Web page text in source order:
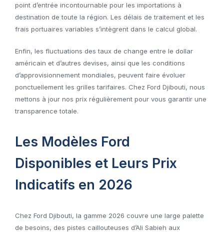
point d’entrée incontournable pour les importations à
destination de toute la région. Les délais de traitement et les
frais portuaires variables s’intègrent dans le calcul global.
Enfin, les fluctuations des taux de change entre le dollar
américain et d’autres devises, ainsi que les conditions
d’approvisionnement mondiales, peuvent faire évoluer
ponctuellement les grilles tarifaires. Chez Ford Djibouti, nous
mettons à jour nos prix régulièrement pour vous garantir une
transparence totale.
Les Modèles Ford
Disponibles et Leurs Prix
Indicatifs en 2026
Chez Ford Djibouti, la gamme 2026 couvre une large palette
de besoins, des pistes caillouteuses d’Ali Sabieh aux